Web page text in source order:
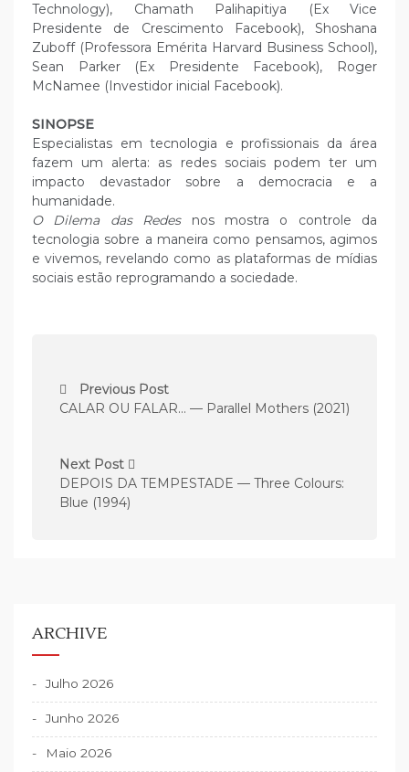
Technology), Chamath Palihapitiya (Ex Vice
Presidente de Crescimento Facebook), Shoshana
Zuboff (Professora Emérita Harvard Business School),
Sean Parker (Ex Presidente Facebook), Roger
McNamee (Investidor inicial Facebook).
SINOPSE
Especialistas em tecnologia e profissionais da área
fazem um alerta: as redes sociais podem ter um
impacto devastador sobre a democracia e a
humanidade.
O Dilema das Redesnos mostra o controle da
tecnologia sobre a maneira como pensamos, agimos
e vivemos, revelando como as plataformas de mídias
sociais estão reprogramando a sociedade.
a
e
g
a
d
e
a
r
t
i
Previous Post
CALAR OU FALAR… — Parallel Mothers (2021)
Next Post
DEPOIS DA TEMPESTADE — Three Colours:
Blue (1994)
ARCHIVE
Julho 2026
Junho 2026
Maio 2026